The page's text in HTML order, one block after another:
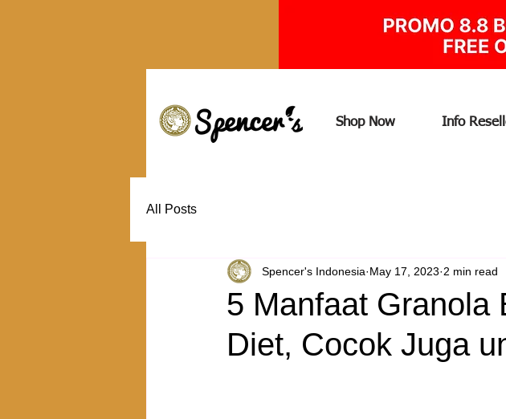
Shop Now Info
All Posts
5 Manfaat Granola
Diet, Cocok Juga
Spencer's Indonesia May 17, 2023 2 min read